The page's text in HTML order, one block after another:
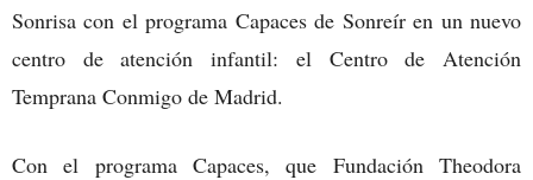
Sonrisa con el programa Capaces de Sonreír en un nuevo
centro de atención infantil: el Centro de Atención
Temprana Conmigo de Madrid.
Con el programa Capaces, que Fundación Theodora